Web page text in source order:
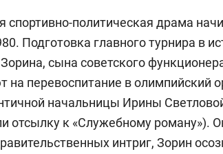
спортивно-политическая драма
Подготовка главного турнира в
сына советского
перевоспитание в олимпийский
начальницы Ирины
отсылку к «Служебному роману»).
интриг, Зорин